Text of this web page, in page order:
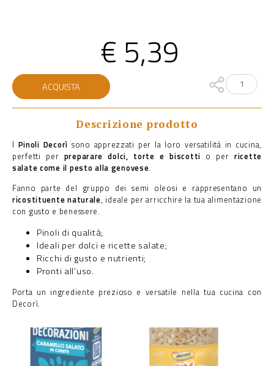
€ 5,39
Pinoli
quantità
ACQUISTA
Descrizione prodotto
I Pinoli Decorì sono apprezzati per la loro versatilità in cucina,
perfetti per preparare dolci, torte e biscotti o per ricette
salate come il pesto alla genovese.
Fanno parte del gruppo dei semi oleosi e rappresentano un
ricostituente naturale, ideale per arricchire la tua alimentazione
con gusto e benessere.
Pinoli di qualità;
Ideali per dolci e ricette salate;
Ricchi di gusto e nutrienti;
Pronti all’uso.
Porta un ingrediente prezioso e versatile nella tua cucina con
Decorì.